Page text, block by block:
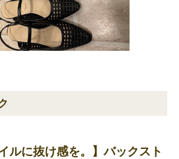
ルに抜け感を。】バックスト